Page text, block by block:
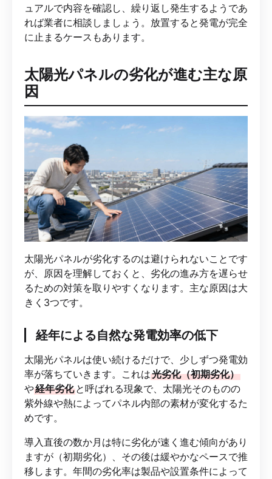
ュアルで内容を確認し、繰り返し発生するようであ
れば業者に相談しましょう。放置すると発電が完全
に止まるケースもあります。
太陽光パネルの劣化が進む主な原
因
太陽光パネルが劣化するのは避けられないことです
が、原因を理解しておくと、劣化の進み方を遅らせ
るための対策を取りやすくなります。主な原因は大
きく3つです。
経年による自然な発電効率の低下
太陽光パネルは使い続けるだけで、少しずつ発電効
率が落ちていきます。これは光劣化（初期劣化）
や経年劣化 と呼ばれる現象で、太陽光そのものの
紫外線や熱によってパネル内部の素材が変化するた
めです。
導入直後の数か月は特に劣化が速く進む傾向があり
ますが（初期劣化）、その後は緩やかなペースで推
移します。年間の劣化率は製品や設置条件によって